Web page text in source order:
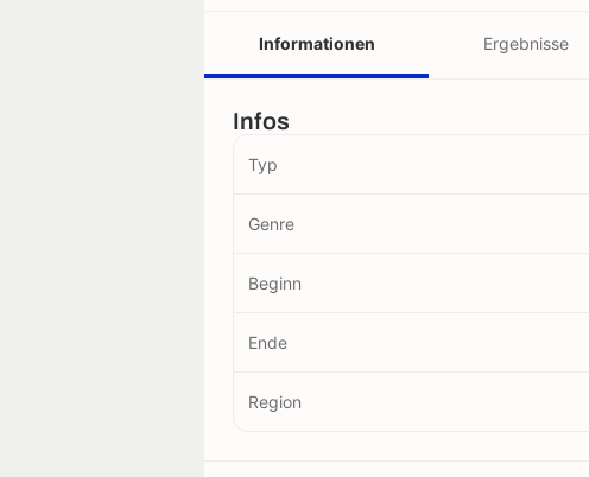
Informationen Ergebnisse
ScorerVereine
Spieler
Infos
Typ
Genre
Beginn
Ende
Region